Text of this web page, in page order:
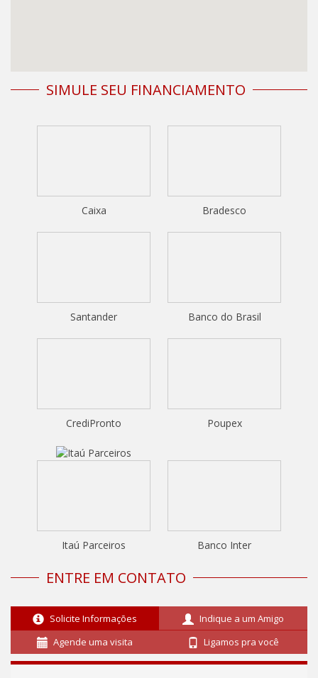
SIMULE SEU FINANCIAMENTO
Caixa Bradesco
Santander Banco do Brasil
CrediPronto Poupex
Itaú Parceiros Banco Inter
ENTRE EM CONTATO
Solicite Informações
Indique a um Amigo
Agende uma visita
Ligamos pra você